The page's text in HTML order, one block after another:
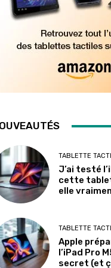
TABLETTE
J’ai testé
cette
elle
TABLETTE
Apple
l’iPad Pro
secret (et